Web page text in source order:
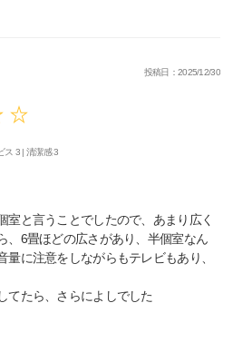
投稿日：2025/12/30
ス 3 |清潔感 3
室と言うことでしたので、あまり広く
、6畳ほどの広さがあり、半個室なん
に注意をしながらもテレビもあり、
てたら、さらによしでした